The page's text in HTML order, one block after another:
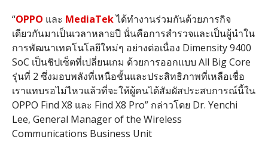
“OPPO และ MediaTekได้ทำงานร่วมกันด้วยภารกิจ
เดียวกันมาเป็นเวลาหลายปี นั่นคือการสำรวจและเป็นผู้นำใน
การพัฒนาเทคโนโลยีใหม่ๆ อย่างต่อเนื่อง Dimensity 9400
SoC เป็นชิปเซ็ตที่เปลี่ยนเกม ด้วยการออกแบบ All Big Core
รุ่นที่ 2 ซึ่งมอบพลังที่เหนือชั้นและประสิทธิภาพที่เหลือเชื่อ
เราแทบรอไม่ไหวแล้วที่จะให้ผู้คนได้สัมผัสประสบการณ์นี้ใน
OPPO Find X8 และ Find X8 Pro” กล่าวโดย Dr. Yenchi
Lee, General Manager of the Wireless
Communications Business Unit